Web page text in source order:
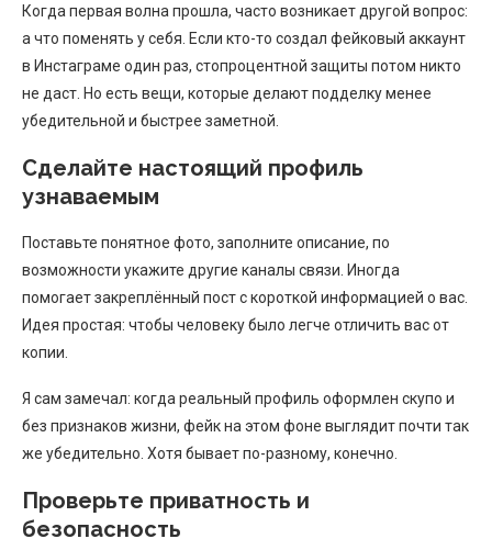
Когда первая волна прошла, часто возникает другой вопрос:
а что поменять у себя. Если кто-то создал фейковый аккаунт
в Инстаграме один раз, стопроцентной защиты потом никто
не даст. Но есть вещи, которые делают подделку менее
убедительной и быстрее заметной.
Сделайте настоящий профиль
узнаваемым
Поставьте понятное фото, заполните описание, по
возможности укажите другие каналы связи. Иногда
помогает закреплённый пост с короткой информацией о вас.
Идея простая: чтобы человеку было легче отличить вас от
копии.
Я сам замечал: когда реальный профиль оформлен скупо и
без признаков жизни, фейк на этом фоне выглядит почти так
же убедительно. Хотя бывает по-разному, конечно.
Проверьте приватность и
безопасность